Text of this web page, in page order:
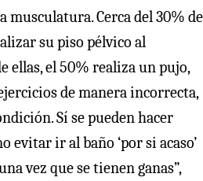
musculatura. Cerca del 30% de
su piso pélvico al
ellas, el 50% realiza un pujo,
de manera incorrecta,
Sí se pueden hacer
evitar ir al baño ‘por si acaso’
vez que se tienen ganas”,